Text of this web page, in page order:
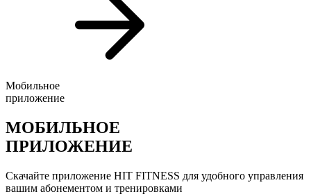
Мобильное
приложение
МОБИЛЬНОЕ
ПРИЛОЖЕНИЕ
Скачайте приложение HIT FITNESS для удобного управления
вашим абонементом и тренировками